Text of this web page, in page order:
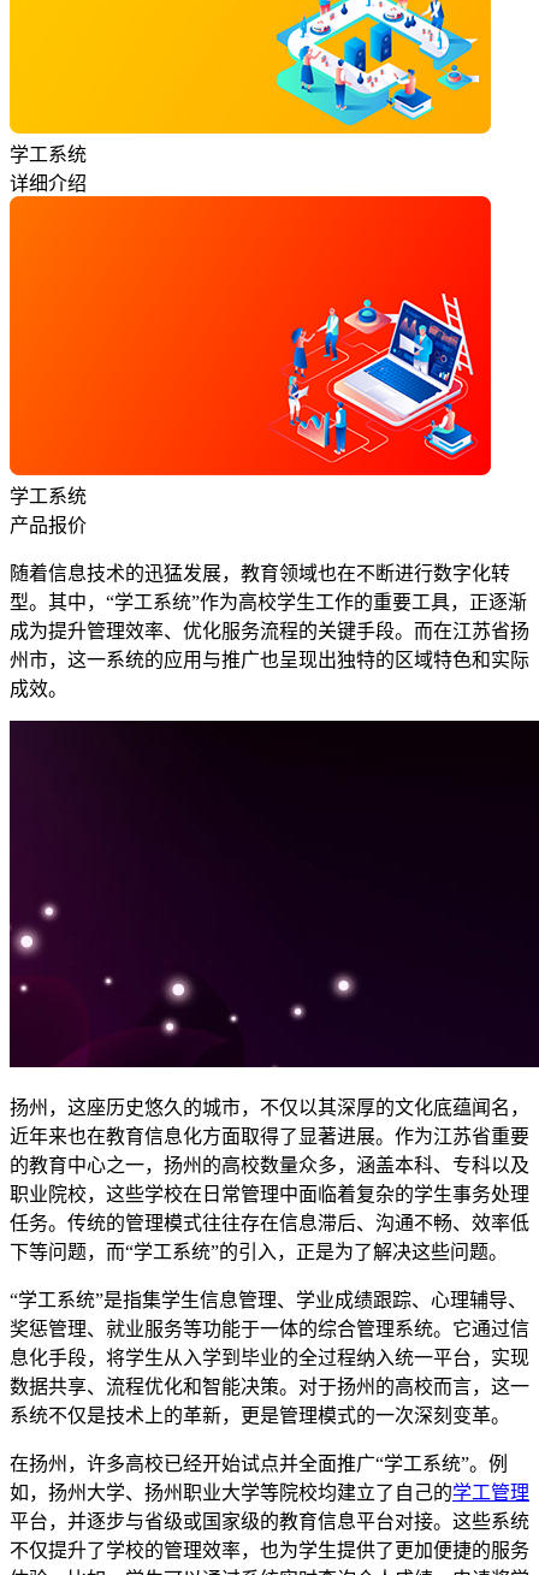
学工系统
详细介绍
学工系统
产品报价
随着信息技术的迅猛发展，教育领域也在不断进行数字化转
型。其中，“学工系统”作为高校学生工作的重要工具，正逐渐
成为提升管理效率、优化服务流程的关键手段。而在江苏省扬
州市，这一系统的应用与推广也呈现出独特的区域特色和实际
成效。
扬州，这座历史悠久的城市，不仅以其深厚的文化底蕴闻名，
近年来也在教育信息化方面取得了显著进展。作为江苏省重要
的教育中心之一，扬州的高校数量众多，涵盖本科、专科以及
职业院校，这些学校在日常管理中面临着复杂的学生事务处理
任务。传统的管理模式往往存在信息滞后、沟通不畅、效率低
下等问题，而“学工系统”的引入，正是为了解决这些问题。
“学工系统”是指集学生信息管理、学业成绩跟踪、心理辅导、
奖惩管理、就业服务等功能于一体的综合管理系统。它通过信
息化手段，将学生从入学到毕业的全过程纳入统一平台，实现
数据共享、流程优化和智能决策。对于扬州的高校而言，这一
系统不仅是技术上的革新，更是管理模式的一次深刻变革。
在扬州，许多高校已经开始试点并全面推广“学工系统”。例
如，扬州大学、扬州职业大学等院校均建立了自己的学工管理
平台，并逐步与省级或国家级的教育信息平台对接。这些系统
不仅提升了学校的管理效率，也为学生提供了更加便捷的服务